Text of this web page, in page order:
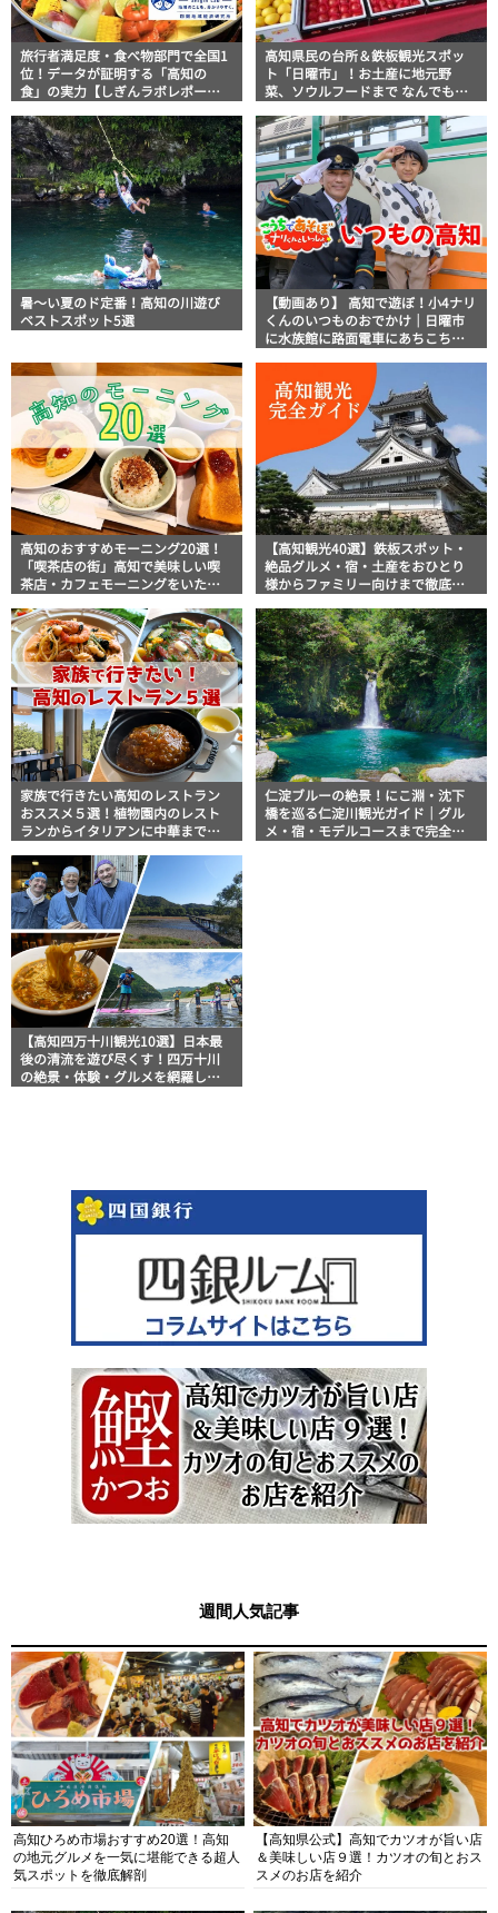
旅行者満足度・食べ物部門で全国1
位！データが証明する「高知の
食」の実力【しぎんラボレポー
高知県民の台所＆鉄板観光スポッ
ト「日曜市」！お土産に地元野
菜、ソウルフードまで なんでもそ
説！
暑～い夏のド定番！高知の川遊び
ベストスポット5選
【動画あり】 高知で遊ぼ！小4ナリ
くんのいつものおでかけ｜日曜市
に水族館に路面電車にあちこち巡
高知のおすすめモーニング20選！
「喫茶店の街」高知で美味しい喫
茶店・カフェモーニングをいただ
【高知観光40選】鉄板スポット・
絶品グルメ・宿・土産をおひとり
様からファミリー向けまで徹底解
家族で行きたい高知のレストラン
おススメ５選！植物園内のレスト
ランからイタリアンに中華まで楽
仁淀ブルーの絶景！にこ淵・沈下
橋を巡る仁淀川観光ガイド｜グル
メ・宿・モデルコースまで完全網
【高知四万十川観光10選】日本最
後の清流を遊び尽くす！四万十川
の絶景・体験・グルメを網羅した
週間人気記事
高知ひろめ市場おすすめ20選！高知
の地元グルメを一気に堪能できる超人
気スポットを徹底解剖
【高知県公式】高知でカツオが旨い店
＆美味しい店９選！カツオの旬とおス
スメのお店を紹介